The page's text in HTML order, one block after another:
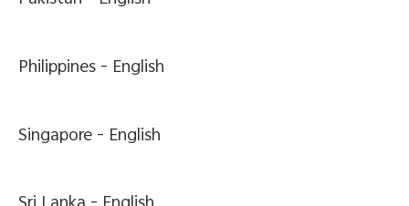
Philippines - English
Singapore - English